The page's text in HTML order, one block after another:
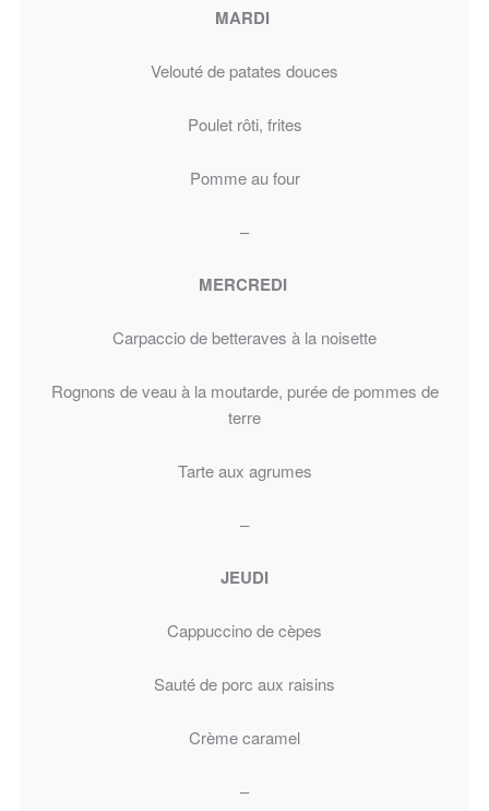
MARDI
Velouté de patates douces
Poulet rôti, frites
Pomme au four
–
MERCREDI
Carpaccio de betteraves à la noisette
Rognons de veau à la moutarde, purée de pommes de
terre
Tarte aux agrumes
–
JEUDI
Cappuccino de cèpes
Sauté de porc aux raisins
Crème caramel
–